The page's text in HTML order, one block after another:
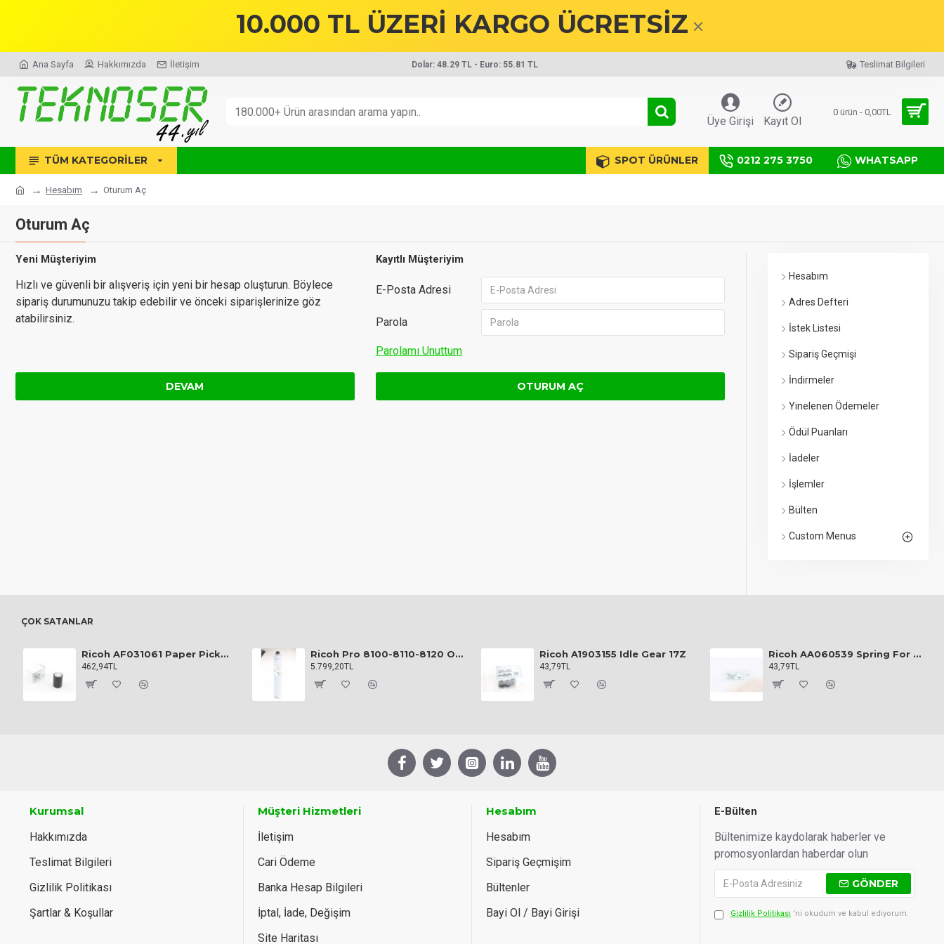
10.000 TL ÜZERİ KARGO ÜCRETSİZ
Ana Sayfa Hakkımızda İletişim Dolar: 48.29 TL - Euro: 55.81 TL Teslimat Bilgileri
Üye Girişi Kayıt Ol
0 ürün - 0,00TL
TÜM KATEGORILER SPOT ÜRÜNLER 0212 275 3750 WHATSAPP
Hesabım Oturum Aç
Oturum Aç
Yeni Müşteriyim
Hızlı ve güvenli bir alışveriş için yeni bir hesap oluşturun. Böylece
sipariş durumunuzu takip edebilir ve önceki siparişlerinize göz
atabilirsiniz.
DEVAM
Kayıtlı Müşteriyim
E-Posta Adresi
Parola
Parolamı Unuttum
OTURUM AÇ
Hesabım
Adres Defteri
İstek Listesi
Sipariş Geçmişi
İndirmeler
Yinelenen Ödemeler
Ödül Puanları
İadeler
İşlemler
Bülten
Custom Menus
ÇOK SATANLAR
Ricoh AF031061 Paper Pickup Roller
462,94TL
Ricoh Pro 8100-8110-8120 Orijinal Toner
5.799,20TL
Ricoh A1903155 Idle Gear 17Z
43,79TL
Ricoh AA060539 Spring For Upper Picker Finger
43,79TL
Kurumsal
Hakkımızda
Teslimat Bilgileri
Gizlilik Politikası
Şartlar & Koşullar
Müşteri Hizmetleri
İletişim
Cari Ödeme
Banka Hesap Bilgileri
İptal, İade, Değişim
Site Haritası
Hesabım
Hesabım
Sipariş Geçmişim
Bültenler
Bayi Ol / Bayi Girişi
E-Bülten
Bültenimize kaydolarak haberler ve
promosyonlardan haberdar olun
GÖNDER
Gizlilik Politikası 'ni okudum ve kabul ediyorum.